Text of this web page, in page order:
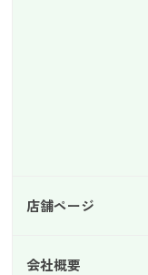
店舗ページ
会社概要